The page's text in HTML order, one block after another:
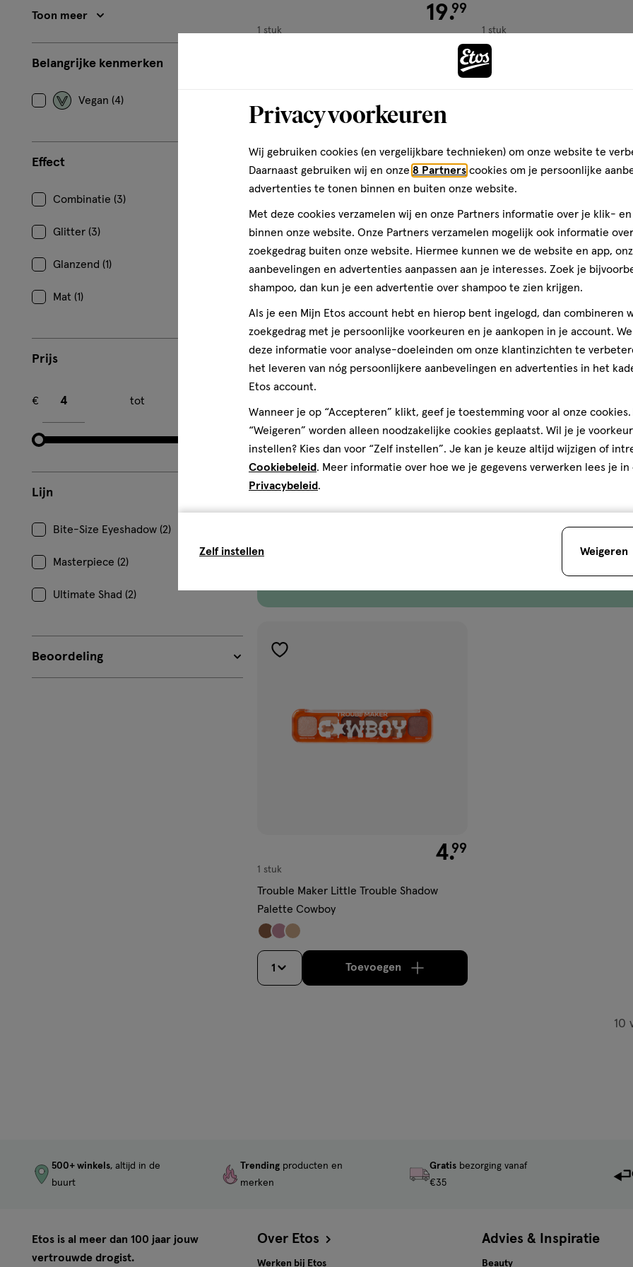
Toon meer
Belangrijke kenmerken
Vegan (4)
Effect
Combinatie (3)
Glitter (3)
Glanzend (1)
Mat (1)
Prijs
€
tot
Lijn
Bite-Size Eyeshadow (2)
Masterpiece (2)
Ultimate Shad (2)
Beoordeling
€ 19.99
19.99
1 stuk
Er
1 stuk
Trouble Maker Big Trouble
Playground
toevoegen
aan
verlanglijst
19.
1 stuk
NYX Professional Makeup Ultimate Shad
Pal 16-Pan Warm Neutrals
Bijna uitverkocht!Er
toevoegen
aan
verlanglijst
Trouble Maker Little Trouble
Palette Love Note
toevoegen
€ 4.99
4.99
1 stuk
Trouble Maker Little Trouble Shadow
Palette Cowboy
1 Toevoegenverhoog aantal met één
10
500+ winkels, altijd in de
buurt
Trending producten en
merken
Gratisbezorging vanaf
€35
Etos is al meer dan 100 jaar jouw
vertrouwde drogist.
Over Etos
Werken bij Etos
Advies & Inspiratie
Beauty
Privacy voorkeuren
Wij gebruiken cookies (en vergelijkbare technieken) om onze website te
Daarnaast gebruiken wij en onze 8 Partners cookies om je persoonlijke
advertenties te tonen binnen en buiten onze website.
Met deze cookies verzamelen wij en onze Partners informatie over je klik-
binnen onze website. Onze Partners verzamelen mogelijk ook informatie
zoekgedrag buiten onze website. Hiermee kunnen we de website en app,
aanbevelingen en advertenties aanpassen aan je interesses. Zoek je
shampoo, dan kun je een advertentie over shampoo te zien krijgen.
Als je een Mijn Etos account hebt en hierop bent ingelogd, dan combineren
zoekgedrag met je persoonlijke voorkeuren en je aankopen in je account.
deze informatie voor analyse-doeleinden om onze klantinzichten te
het leveren van nóg persoonlijkere aanbevelingen en advertenties in het
Etos account.
Wanneer je op “Accepteren” klikt, geef je toestemming voor al onze cookies.
“Weigeren” worden alleen noodzakelijke cookies geplaatst. Wil je je
instellen? Kies dan voor “Zelf instellen”. Je kan je keuze altijd wijzigen of
Cookiebeleid. Meer informatie over hoe we je gegevens verwerken lees je in
Privacybeleid.
Zelf instellen Weigeren